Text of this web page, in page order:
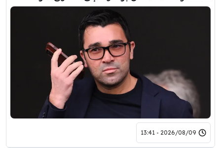
2026/08/09 - 13:41